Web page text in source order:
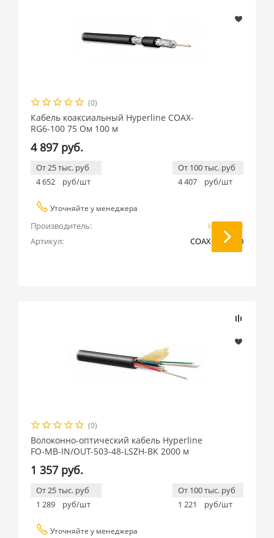
(0)
Кабель коаксиальный Hyperline COAX-
RG6-100 75 Ом 100 м
4 897 руб.
От 25 тыс. руб
4 652
руб/шт
От 100 тыс. руб
4 407
руб/шт
Уточняйте у менеджера
Производитель:
Hyperline
Артикул:
COAX-RG6-100
(0)
Волоконно-оптический кабель Hyperline
FO-MB-IN/OUT-503-48-LSZH-BK 2000 м
1 357 руб.
От 25 тыс. руб
1 289
руб/шт
От 100 тыс. руб
1 221
руб/шт
Уточняйте у менеджера